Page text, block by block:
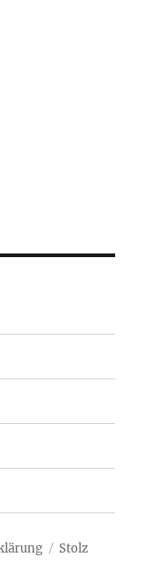
Stolz